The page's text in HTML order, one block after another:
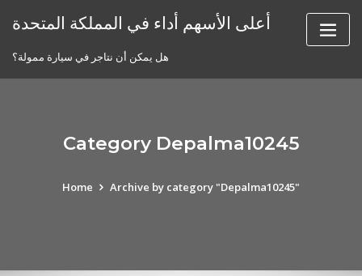
أعلى الأسهم أداء في المملكة المتحدة
هل يمكن أن نتاجر في سيارة ممولة؟
Category Depalma10245
Home Archive by category "Depalma10245"